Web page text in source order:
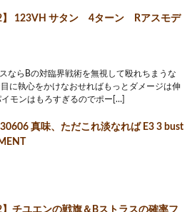
】 123VH サタン 4ターン Rアスモデ
ならBの対臨界戦術を無視して殴れちまうな
目に執心をかけなおせればもっとダメージは伸
モンはもろすぎるのでポー[…]
真味、ただこれ淡なれば E3 3 bust
】チユエンの戦旗＆Bストラスの確率フ